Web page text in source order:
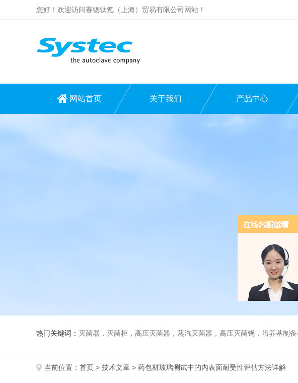
您好！欢迎访问赛锶钛氪（上海）贸易有限公司网站！
网站首页 关于我们 产品中心
热门关键词： 灭菌器，灭菌柜，高压灭菌器，蒸汽灭菌器，高压灭菌锅，培养基制
当前位置： 首页 > 技术文章 > 药包材玻璃测试中的内表面耐受性评估方法详解